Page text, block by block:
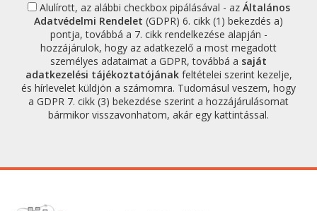
Alulírott, az alábbi checkbox pipálásával - az Általános
Adatvédelmi Rendelet (GDPR) 6. cikk (1) bekezdés a)
pontja, továbbá a 7. cikk rendelkezése alapján -
hozzájárulok, hogy az adatkezelő a most megadott
személyes adataimat a GDPR, továbbá a saját
adatkezelési tájékoztatójánakfeltételei szerint kezelje,
és hírlevelet küldjön a számomra. Tudomásul veszem, hogy
a GDPR 7. cikk (3) bekezdése szerint a hozzájárulásomat
bármikor visszavonhatom, akár egy kattintással.